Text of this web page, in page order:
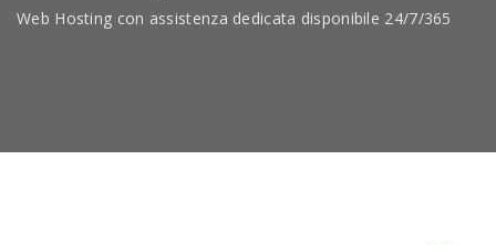
Web Hosting con assistenza dedicata disponibile 24/7/365